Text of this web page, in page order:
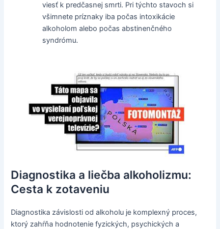
viesť k predčasnej smrti. Pri týchto stavoch si
všimnete príznaky iba počas intoxikácie
alkoholom alebo počas abstinenčného
syndrómu.
Diagnostika a liečba alkoholizmu:
Cesta k zotaveniu
Diagnostika závislosti od alkoholu je komplexný proces,
ktorý zahŕňa hodnotenie fyzických, psychických a